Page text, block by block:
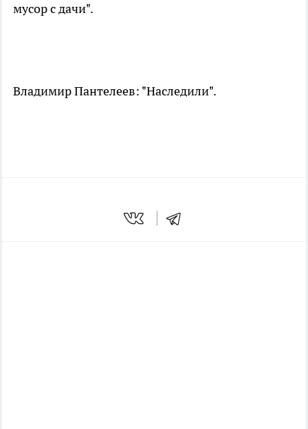
мусор с дачи".
Владимир Пантелеев: "Наследили".